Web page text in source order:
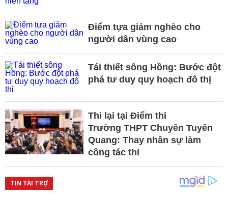
Điểm tựa giảm nghèo cho
người dân vùng cao
Tái thiết sông Hồng: Bước đột
phá tư duy quy hoạch đô thị
Thi lại tại Điểm thi
Trường THPT Chuyên Tuyên
Quang: Thay nhân sự làm
công tác thi